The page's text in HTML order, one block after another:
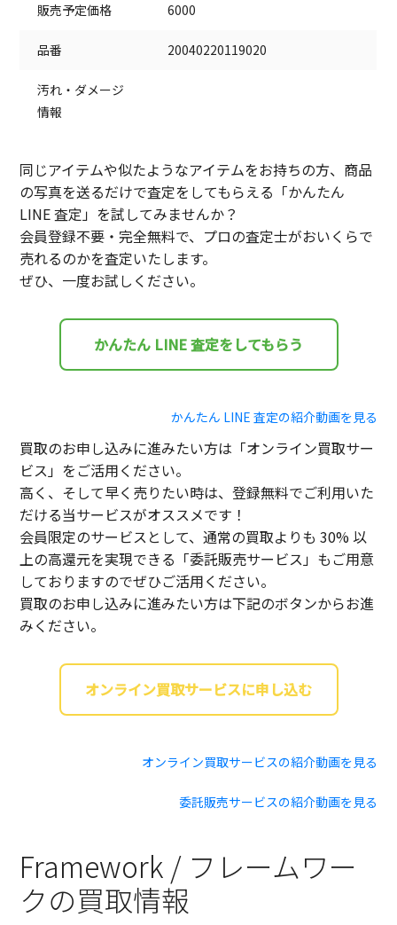
販売予定価格 6000
品番 20040220119020
汚れ・ダメージ
情報
同じアイテムや似たようなアイテムをお持ちの方、商品
の写真を送るだけで査定をしてもらえる「かんたん
LINE 査定」を試してみませんか？
会員登録不要・完全無料で、プロの査定士がおいくらで
売れるのかを査定いたします。
ぜひ、一度お試しください。
かんたん LINE 査定をしてもらう
かんたん LINE 査定の紹介動画を見る
買取のお申し込みに進みたい方は「オンライン買取サー
ビス」をご活用ください。
高く、そして早く売りたい時は、登録無料でご利用いた
だける当サービスがオススメです！
会員限定のサービスとして、通常の買取よりも 30% 以
上の高還元を実現できる「委託販売サービス」もご用意
しておりますのでぜひご活用ください。
買取のお申し込みに進みたい方は下記のボタンからお進
みください。
オンライン買取サービスに申し込む
オンライン買取サービスの紹介動画を見る
委託販売サービスの紹介動画を見る
Framework / フレームワー
クの買取情報